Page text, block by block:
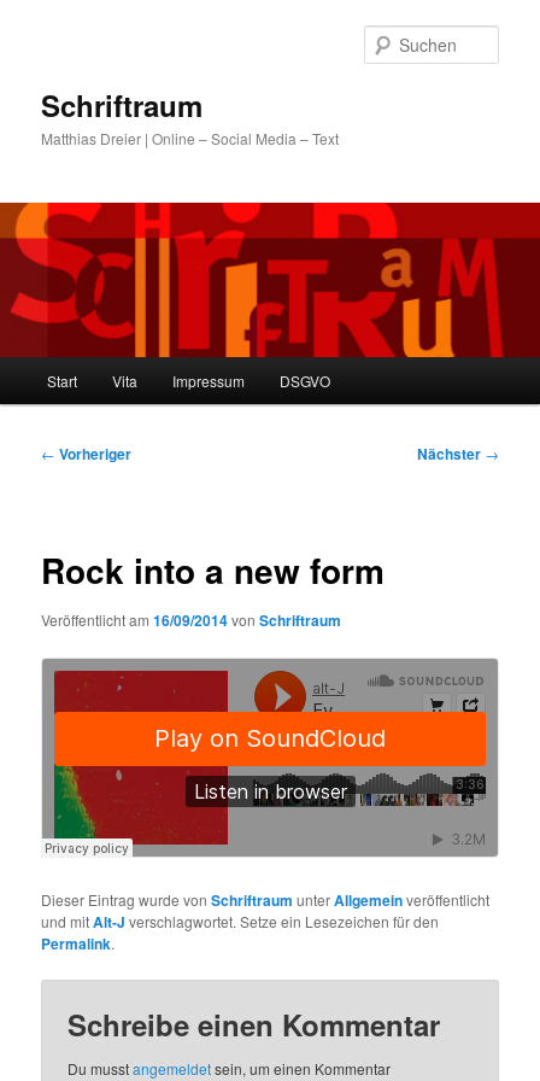
Schriftraum
Matthias Dreier | Online – Social Media – Text
Start Vita Impressum DSGVO
Beitragsnavigation
← Vorheriger Nächster →
Rock into a new form
Veröffentlicht am16/09/2014vonSchriftraum
Dieser Eintrag wurde vonSchriftraum unterAllgemeinveröffentlicht
und mitAlt-J verschlagwortet. Setze ein Lesezeichen für den
Permalink.
Schreibe einen Kommentar
Du musstangemeldetsein, um einen Kommentar